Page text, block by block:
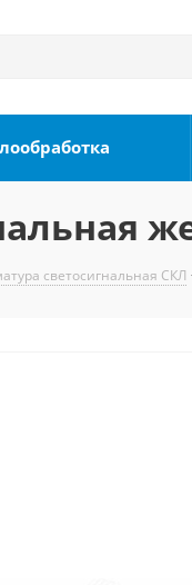
светосигнальная СКЛ